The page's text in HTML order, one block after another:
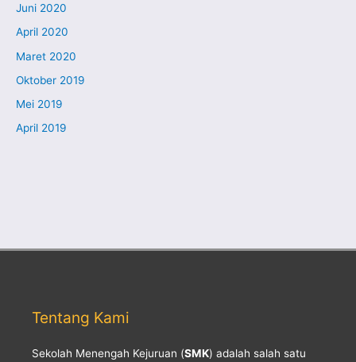
Juni 2020
April 2020
Maret 2020
Oktober 2019
Mei 2019
April 2019
Tentang Kami
Sekolah Menengah Kejuruan (SMK) adalah salah satu